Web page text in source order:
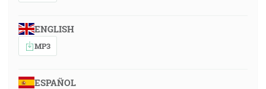
ENGLISH
MP3
ESPAÑOL